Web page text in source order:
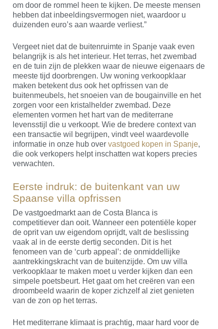
om door de rommel heen te kijken. De meeste mensen
hebben dat inbeeldingsvermogen niet, waardoor u
duizenden euro’s aan waarde verliest.”
Vergeet niet dat de buitenruimte in Spanje vaak even
belangrijk is als het interieur. Het terras, het zwembad
en de tuin zijn de plekken waar de nieuwe eigenaars de
meeste tijd doorbrengen. Uw woning verkoopklaar
maken betekent dus ook het opfrissen van de
buitenmeubels, het snoeien van de bougainville en het
zorgen voor een kristalhelder zwembad. Deze
elementen vormen het hart van de mediterrane
levensstijl die u verkoopt. Wie de bredere context van
een transactie wil begrijpen, vindt veel waardevolle
informatie in onze hub overvastgoed kopen in Spanje,
die ook verkopers helpt inschatten wat kopers precies
verwachten.
Eerste indruk: de buitenkant van uw
Spaanse villa opfrissen
De vastgoedmarkt aan de Costa Blanca is
competitiever dan ooit. Wanneer een potentiële koper
de oprit van uw eigendom oprijdt, valt de beslissing
vaak al in de eerste dertig seconden. Dit is het
fenomeen van de ‘curb appeal’: de onmiddellijke
aantrekkingskracht van de buitenzijde. Om uw villa
verkoopklaar te maken moet u verder kijken dan een
simpele poetsbeurt. Het gaat om het creëren van een
droombeeld waarin de koper zichzelf al ziet genieten
van de zon op het terras.
Het mediterrane klimaat is prachtig, maar hard voor de